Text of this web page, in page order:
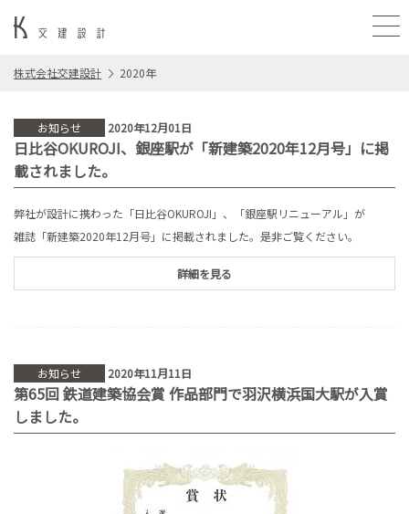
株式会社交建設計 2020年
お知らせ 2020年12月01日
日比谷OKUROJI、銀座駅が「新建築2020年12月号」に掲
載されました。
弊社が設計に携わった「日比谷OKUROJI」、「銀座駅リニューアル」が
雑誌「新建築2020年12月号」に掲載されました。是非ご覧ください。
詳細を見る
お知らせ 2020年11月11日
第65回 鉄道建築協会賞 作品部門で羽沢横浜国大駅が入賞
しました。